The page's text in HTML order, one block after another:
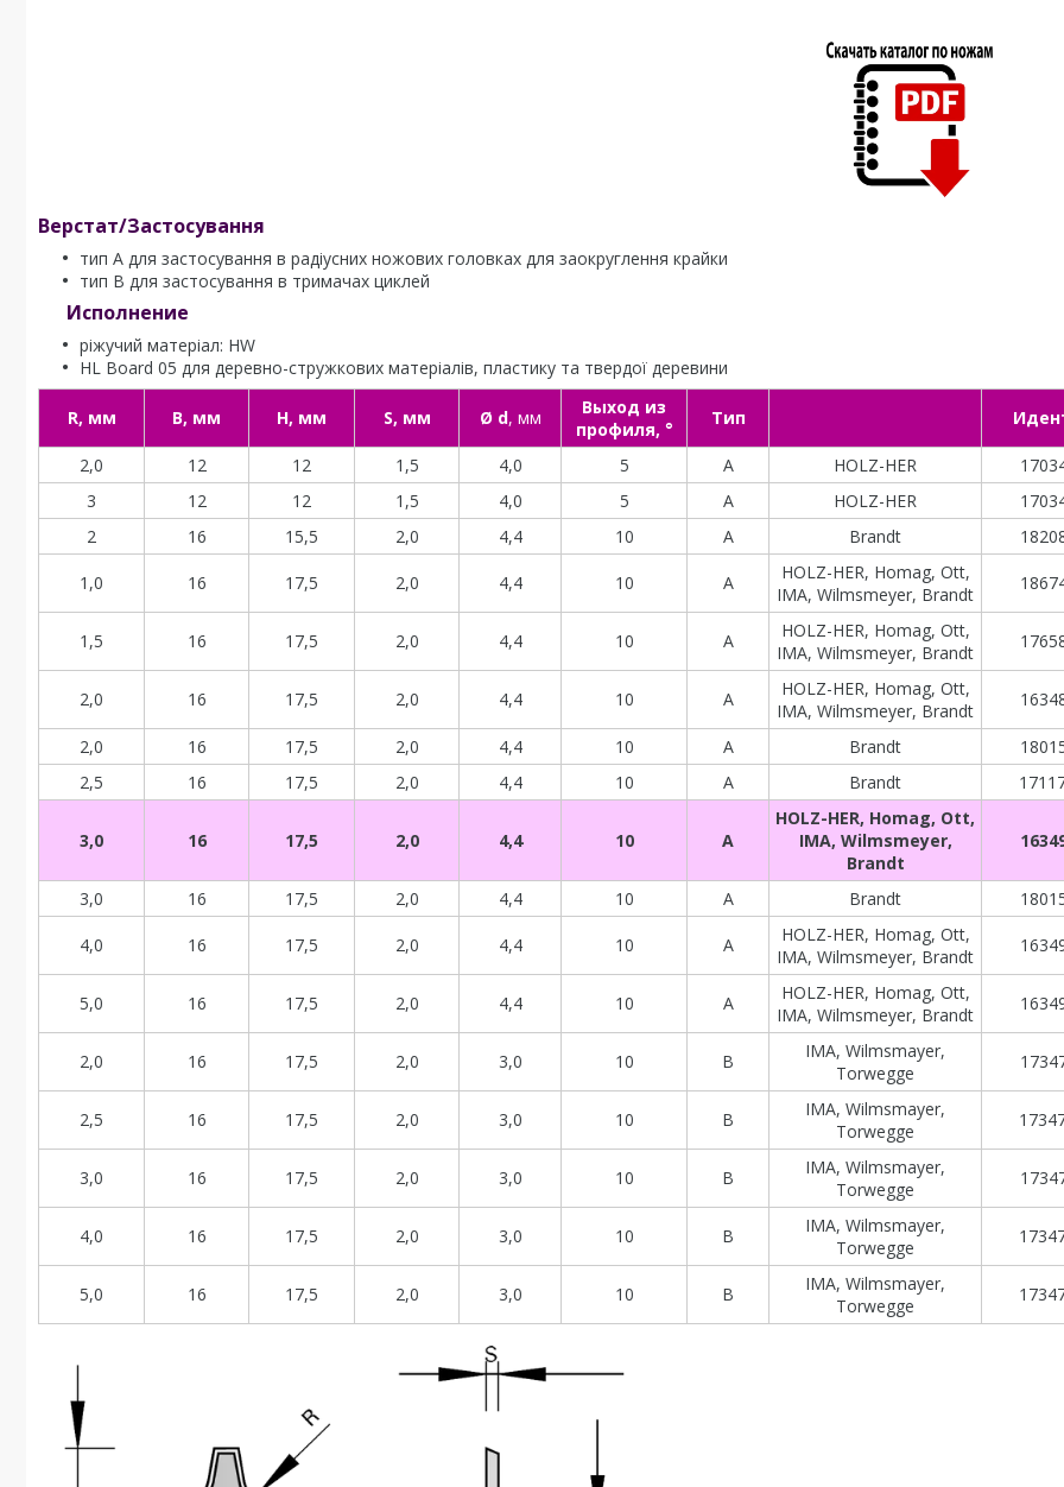
Верстат/Застосування
тип A для застосування в радіусних ножових головках для заокруглення крайки
тип B для застосування в тримачах циклей
Исполнение
ріжучий матеріал: HW
HL Board 05 для деревно-стружкових матеріалів, пластику та твердої деревини
R, мм B, мм H, мм S, мм Ø d, мм
Выход из
профиля, °
Тип
2,0 12 12 1,5 4,0 5 A HOLZ-HER
3
12 12 1,5 4,0 5 A HOLZ-HER
2
16 15,5 2,0 4,4 10 A Brandt
1,0 16 17,5 2,0 4,4 10 A
HOLZ-HER, Homag, Ott,
IMA, Wilmsmeyer, Brandt
1,5 16 17,5 2,0 4,4 10 A
HOLZ-HER, Homag, Ott,
IMA, Wilmsmeyer, Brandt
2,0 16 17,5 2,0 4,4 10 A
HOLZ-HER, Homag, Ott,
IMA, Wilmsmeyer, Brandt
2,0 16 17,5 2,0 4,4 10 A Brandt
2,5
16 17,5 2,0 4,4 10 A Brandt
3,0 16 17,5 2,0 4,4 10 A
HOLZ-HER, Homag, Ott,
IMA, Wilmsmeyer,
Brandt
3,0 16 17,5 2,0 4,4 10 A Brandt
4,0 16 17,5 2,0 4,4 10 A
HOLZ-HER, Homag, Ott,
IMA, Wilmsmeyer, Brandt
5,0 16 17,5 2,0 4,4 10 A
HOLZ-HER, Homag, Ott,
IMA, Wilmsmeyer, Brandt
2,0 16 17,5 2,0 3,0 10 B
IMA, Wilmsmayer,
Torwegge
2,5 16 17,5 2,0 3,0 10 B
IMA, Wilmsmayer,
Torwegge
3,0 16 17,5 2,0 3,0 10 B
IMA, Wilmsmayer,
Torwegge
4,0 16 17,5 2,0 3,0 10 B
IMA, Wilmsmayer,
Torwegge
5,0 16 17,5 2,0 3,0 10 B
IMA, Wilmsmayer,
Torwegge